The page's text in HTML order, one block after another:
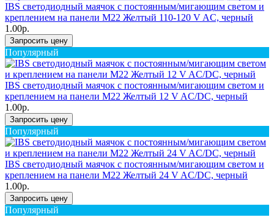
IBS светодиодный маячок с постоянным/мигающим светом и
креплением на панели M22 Желтый 110-120 V AC, черный
1.00р.
Запросить цену
Популярный
IBS светодиодный маячок с постоянным/мигающим светом и
креплением на панели M22 Желтый 12 V AC/DC, черный
1.00р.
Запросить цену
Популярный
IBS светодиодный маячок с постоянным/мигающим светом и
креплением на панели M22 Желтый 24 V AC/DC, черный
1.00р.
Запросить цену
Популярный